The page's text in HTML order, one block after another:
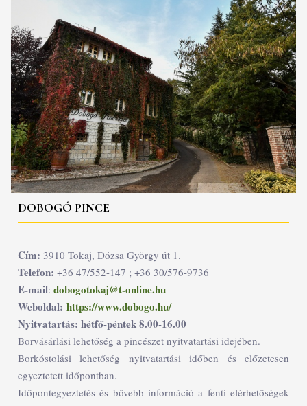
DOBOGÓ PINCE
Cím: 3910 Tokaj, Dózsa György út 1.
Telefon: +36 47/552-147 ; +36 30/576-9736
E-mail: dobogotokaj@t-online.hu
Weboldal: https://www.dobogo.hu/
Nyitvatartás: hétfő-péntek 8.00-16.00
Borvásárlási lehetőség a pincészet nyitvatartási idejében.
Borkóstolási lehetőség nyitvatartási időben és előzetesen
egyeztetett időpontban.
Időpontegyeztetés és bővebb információ a fenti elérhetőségek